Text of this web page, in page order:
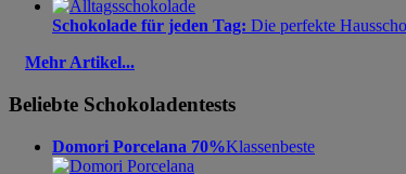
Schokolade für jeden Tag: Die perfekte
Mehr Artikel...
Beliebte Schokoladentests
Domori Porcelana 70%Klassenbeste